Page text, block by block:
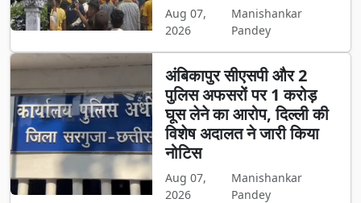
Aug 07,
2026
Manishankar
Pandey
अंबिकापुर सीएसपी और 2
पुलिस अफसरों पर 1 करोड़
घूस लेने का आरोप, दिल्ली की
विशेष अदालत ने जारी किया
नोटिस
Aug 07,
2026
Manishankar
Pandey